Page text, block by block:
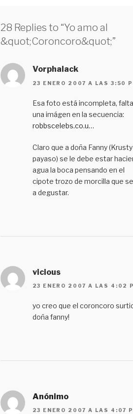
28 Replies to “Yo amo al
&quot;Coroncoro&quot;”
Vorphalack
23 ENERO 2007 A LAS 3:50
Esa foto está incompleta, falta
una imágen en la secuencia:
robbscelebs.co.u…
Claro que a doña Fanny
payaso) se le debe estar
agua la boca pensando en el
cipote trozo de morcilla que
a degustar.
vicious
23 ENERO 2007 A LAS 4:02
yo creo que el coroncoro
doña fanny!
Anónimo
23 ENERO 2007 A LAS 4:07